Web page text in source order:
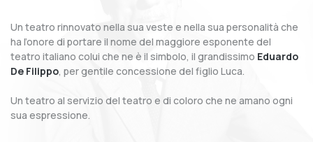
Un teatro rinnovato nella sua veste e nella sua personalità che
ha l’onore di portare il nome del maggiore esponente del
teatro italiano colui che ne è il simbolo, il grandissimo Eduardo
De Filippo, per gentile concessione del figlio Luca.
Un teatro al servizio del teatro e di coloro che ne amano ogni
sua espressione.